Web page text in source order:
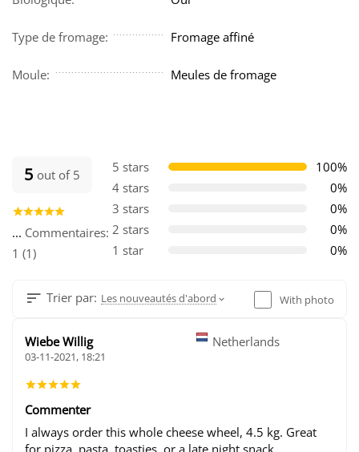
Type de fromage: Fromage affiné
Moule: Meules de fromage
5 out of 5
... Commentaires:
1 (1)
5 stars
100%
4 stars
0%
3 stars
0%
2 stars
0%
1 star
0%
Trier par: Les nouveautés d'abord With photo
Wiebe Willig Netherlands
03-11-2021, 18:21
Commenter
I always order this whole cheese wheel, 4.5 kg. Great